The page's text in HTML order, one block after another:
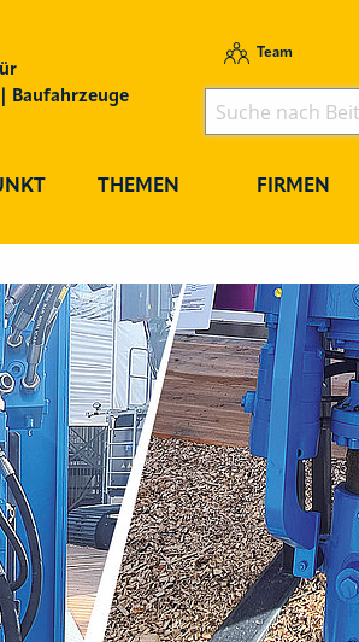
Baufahrzeuge
Team
THEMEN FIRMEN